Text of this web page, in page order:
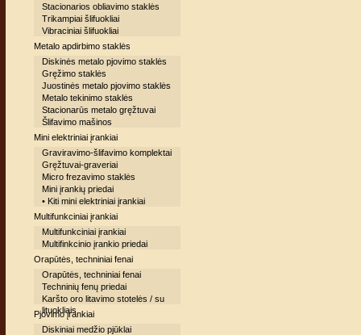
Stacionarios obliavimo staklės
Trikampiai šlifuokliai
Vibraciniai šlifuokliai
Metalo apdirbimo staklės
Diskinės metalo pjovimo staklės
Gręžimo staklės
Juostinės metalo pjovimo staklės
Metalo tekinimo staklės
Stacionarūs metalo gręžtuvai
Šlifavimo mašinos
Mini elektriniai įrankiai
Graviravimo-šlifavimo komplektai
Gręžtuvai-graveriai
Micro frezavimo staklės
Mini įrankių priedai
• Kiti mini elektriniai įrankiai
Multifunkciniai įrankiai
Multifunkciniai įrankiai
Multifinkcinio įrankio priedai
Orapūtės, techniniai fenai
Orapūtės, techniniai fenai
Techninių fenų priedai
Karšto oro litavimo stotelės / su
lituokliais
Pjovimo įrankiai
Diskiniai medžio pjūklai